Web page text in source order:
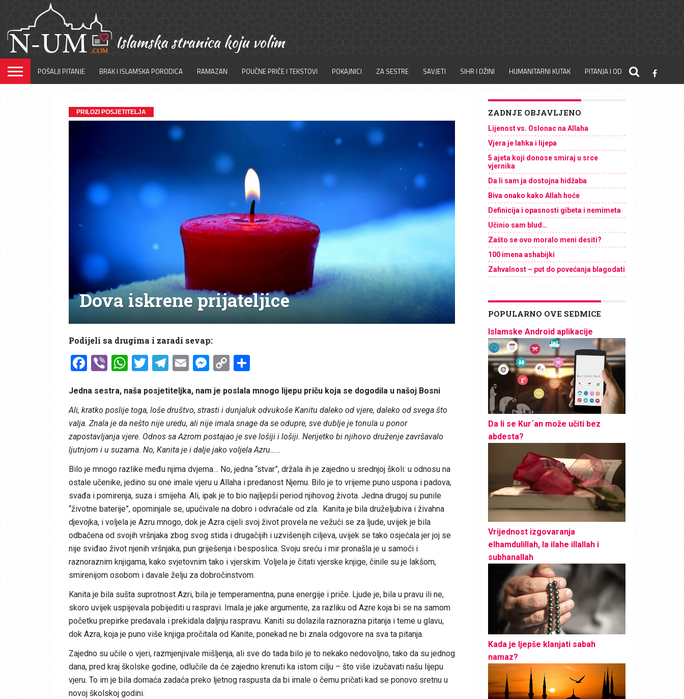
POŠALJI PITANJE BRAK I ISLAMSKA PORODICA RAMAZAN POUČNE PRIČE I TEKSTOVI POKAJNICI ZA SESTRE SAVJETI SIHR I DŽINI HUMANITARNI KUTAK PITANJA I ODGOVORI
PRILOZI POSJETITELJA
Dova iskrene prijateljice
Podijeli sa drugima i zaradi sevap:
Facebook
ViberWhatsApp
Twitter
Telegram
EmailMessenger
Copy
Jedna sestra, naša posjetiteljka, nam je poslala mnogo lijepu priču koja se dogodila u našoj Bosni
Ali, kratko poslije toga, loše društvo, strasti i dunjaluk odvukoše Kanitu daleko od vjere, daleko od svega što
valja. Znala je da nešto nije uredu, ali nije imala snage da se odupre, sve dublje je tonula u ponor
zapostavljanja vjere. Odnos sa Azrom postajao je sve lošiji i lošiji. Nerijetko bi njihovo druženje završavalo
ljutnjom i u suzama. No, Kanita je i dalje jako voljela Azru……
Bilo je mnogo razlike među njima dvjema… No, jedna “stvar”, držala ih je zajedno u srednjoj školi: u odnosu na
ostale učenike, jedino su one imale vjeru u Allaha i predanost Njemu. Bilo je to vrijeme puno uspona i padova,
svađa i pomirenja, suza i smijeha. Ali, ipak je to bio najljepši period njihovog života. Jedna drugoj su punile
“životne baterije”, opominjale se, upućivale na dobro i odvraćale od zla. Kanita je bila druželjubiva i živahna
djevojka, i voljela je Azru mnogo, dok je Azra cijeli svoj život provela ne vežući se za ljude, uvijek je bila
odbačena od svojih vršnjaka zbog svog stida i drugačijih i uzvišenijih ciljeva, uvijek se tako osjećala jer joj se
nije sviđao život njenih vršnjaka, pun griješenja i besposlica. Svoju sreću i mir pronašla je u samoći i
raznoraznim knjigama, kako svjetovnim tako i vjerskim. Voljela je čitati vjerske knjige, činile su je lakšom,
smirenijom osobom i davale želju za dobročinstvom.
Kanita je bila sušta suprotnost Azri, bila je temperamentna, puna energije i priče. Ljude je, bila u pravu ili ne,
skoro uvijek uspijevala pobijediti u raspravi. Imala je jake argumente, za razliku od Azre koja bi se na samom
početku prepirke predavala i prekidala daljnju raspravu. Kaniti su dolazila raznorazna pitanja i teme u glavu,
dok Azra, koja je puno više knjiga pročitala od Kanite, ponekad ne bi znala odgovore na sva ta pitanja.
Zajedno su učile o vjeri, razmjenjivale mišljenja, ali sve do tada bilo je to nekako nedovoljno, tako da su jednog
dana, pred kraj školske godine, odlučile da će zajedno krenuti ka istom cilju – što više izučavati našu lijepu
vjeru. To im je bila domaća zadaća preko ljetnog raspusta da bi imale o čemu pričati kad se ponovo sretnu u
novoj školskoj godini.
ZADNJE OBJAVLJENO
Lijenost vs. Oslonac na Allaha
Vjera je lahka i lijepa
5 ajeta koji donose smiraj u srce
vjernika
Da li sam ja dostojna hidžaba
Biva onako kako Allah hoće
Definicija i opasnosti gibeta i nemimeta
Učinio sam blud…
Zašto se ovo moralo meni desiti?
100 imena ashabijki
Zahvalnost – put do povećanja blagodati
POPULARNO OVE SEDMICE
Islamske Android aplikacije
Da li se Kur´an može učiti bez
abdesta?
Vrijednost izgovaranja
elhamdulillah, la ilahe illallah i
subhanallah
Kada je ljepše klanjati sabah
namaz?